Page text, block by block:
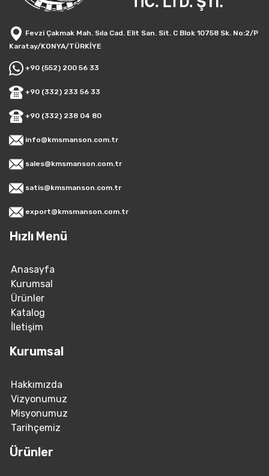
Fevzi Çakmak Mah. Sıla Cad. Elit San. Sit. C Blok 10758 Sk. No:2/P
Karatay/KONYA/TÜRKİYE
+90 (552) 200 56 33
+90 (332) 233 56 33
+90 (332) 238 04 80
info@kmsmanson.com.tr
sales@kmsmanson.com.tr
satis@kmsmanson.com.tr
export@kmsmanson.com.tr
Hızlı Menü
Anasayfa
Kurumsal
Ürünler
Katalog
İletişim
Kurumsal
Hakkımızda
Vizyonumuz
Misyonumuz
Tarihçemiz
Ürünler